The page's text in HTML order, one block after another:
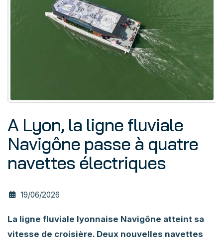
A Lyon, la ligne fluviale
Navigône passe à quatre
navettes électriques
19/06/2026
La ligne fluviale lyonnaise Navigône atteint sa
vitesse de croisière. Deux nouvelles navettes